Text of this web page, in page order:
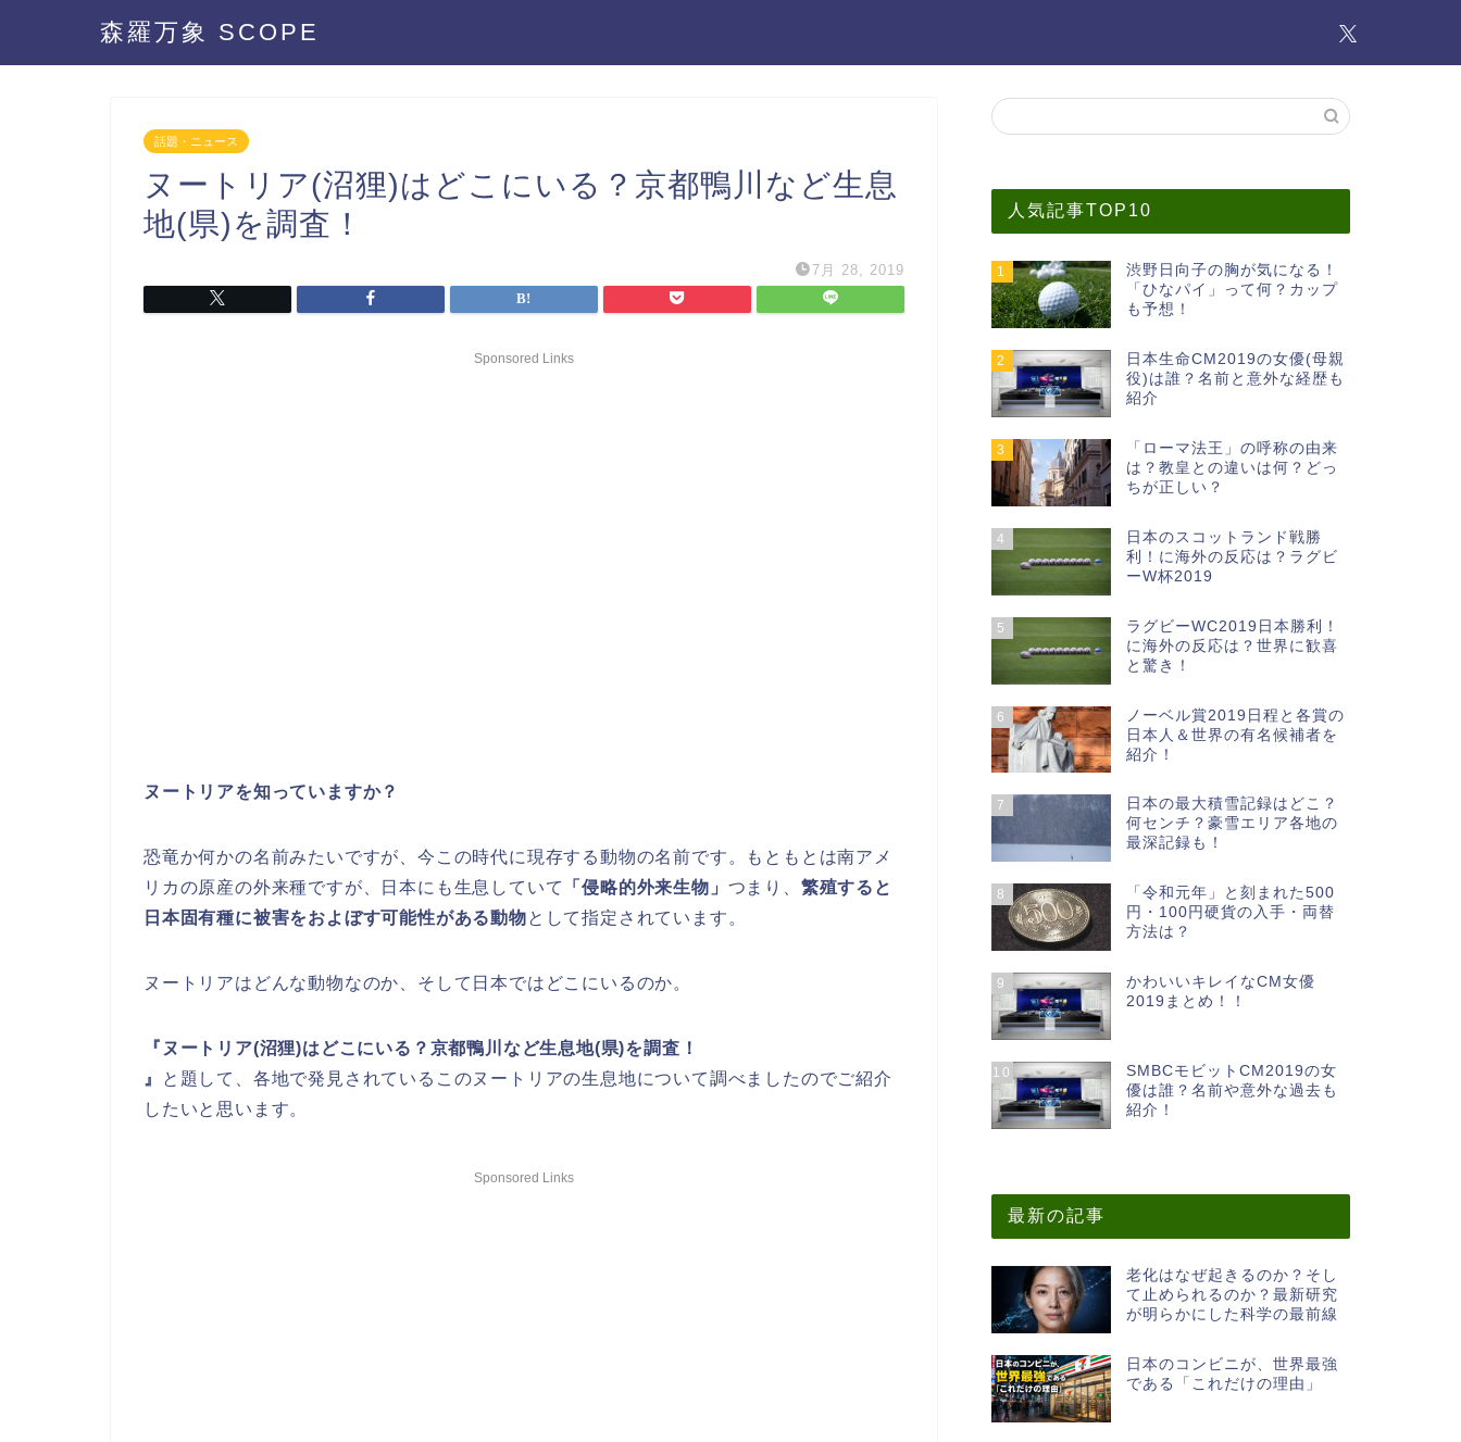
森羅万象 SCOPE
話題・ニュース
ヌートリア(沼狸)はどこにいる？京都鴨川など生息
地(県)を調査！
7月 28, 2019
Sponsored Links
ヌートリアを知っていますか？
恐竜か何かの名前みたいですが、今この時代に現存する動物の名前です。もともとは南アメ
リカの原産の外来種ですが、日本にも生息していて
「侵略的外来生物」 つまり、 繁殖すると
日本固有種に被害をおよぼす可能性がある動物として指定されています。
ヌートリアはどんな動物なのか、そして日本ではどこにいるのか。
『ヌートリア(沼狸)はどこにいる？京都鴨川など生息地(県)を調査！
』
と題して、各地で発見されているこのヌートリアの生息地について調べましたのでご紹介
したいと思います。
Sponsored Links
人気記事TOP10
1
渋野日向子の胸が気になる！
「ひなパイ」って何？カップ
も予想！
2
日本生命CM2019の女優(母親
役)は誰？名前と意外な経歴も
紹介
3
「ローマ法王」の呼称の由来
は？教皇との違いは何？どっ
ちが正しい？
4
日本のスコットランド戦勝
利！に海外の反応は？ラグビ
ーW杯2019
5
ラグビーWC2019日本勝利！
に海外の反応は？世界に歓喜
と驚き！
6
ノーベル賞2019日程と各賞の
日本人＆世界の有名候補者を
紹介！
7
日本の最大積雪記録はどこ？
何センチ？豪雪エリア各地の
最深記録も！
8
「令和元年」と刻まれた500
円・100円硬貨の入手・両替
方法は？
9
かわいいキレイなCM女優
2019まとめ！！
10
SMBCモビットCM2019の女
優は誰？名前や意外な過去も
紹介！
最新の記事
老化はなぜ起きるのか？そし
て止められるのか？最新研究
が明らかにした科学の最前線
日本のコンビニが、世界最強
である「これだけの理由」